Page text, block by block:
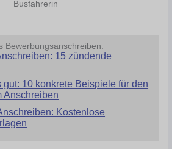
Busfahrerin
Bewerbungsanschreiben:
15 zündende
gut: 10 konkrete Beispiele für den
Anschreiben
Kostenlose